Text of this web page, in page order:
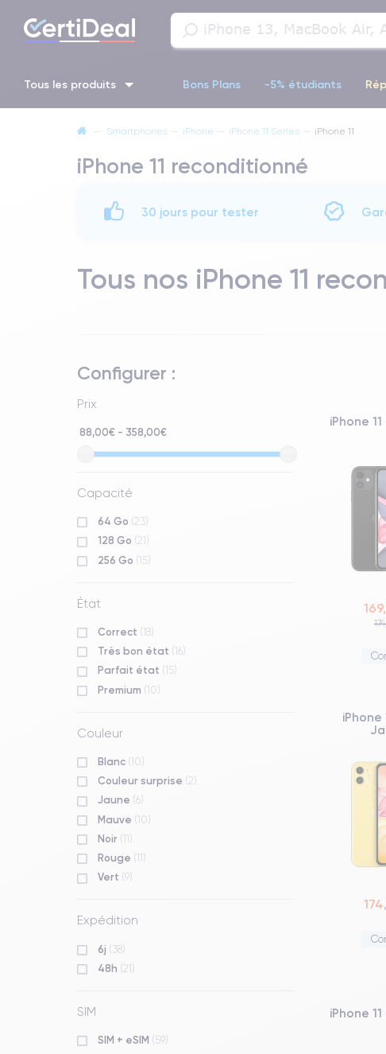
Tous les produits Bons Plans -5% étudiants
iPhone 14 Pro iPhone 13 Pro iPhone 13 Pro Max
— Smartphones — iPhone — iPhone 11 Series — iPhone 11
iPhone 11 reconditionné
30 jours pour tester
Tous nos iPhone 11
Configurer :
Prix
88,00€ - 358,00€
Capacité
64 Go (23)
128 Go (21)
256 Go (15)
État
Correct (18)
Très bon état (16)
Parfait état (15)
Premium (10)
Couleur
Blanc (10)
Couleur surprise (2)
Jaune (6)
Mauve (10)
Noir (11)
Rouge (11)
Vert (9)
Expédition
6j (38)
48h (21)
SIM
SIM + eSIM (59)
iPhone
iPhone
iPhone